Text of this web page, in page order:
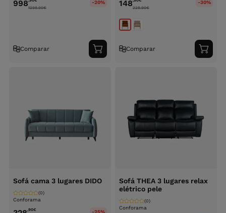
9981298.90€
-20%
Comparar
Adicionar
ao
148228.90€
-30%
Comparar
ao
Sofá cama 3 lugares DIDO
Conforama
(0)
,90€
-25%
Sofá THEA 3 lugares relax
elétrico pele
Conforama
(0)